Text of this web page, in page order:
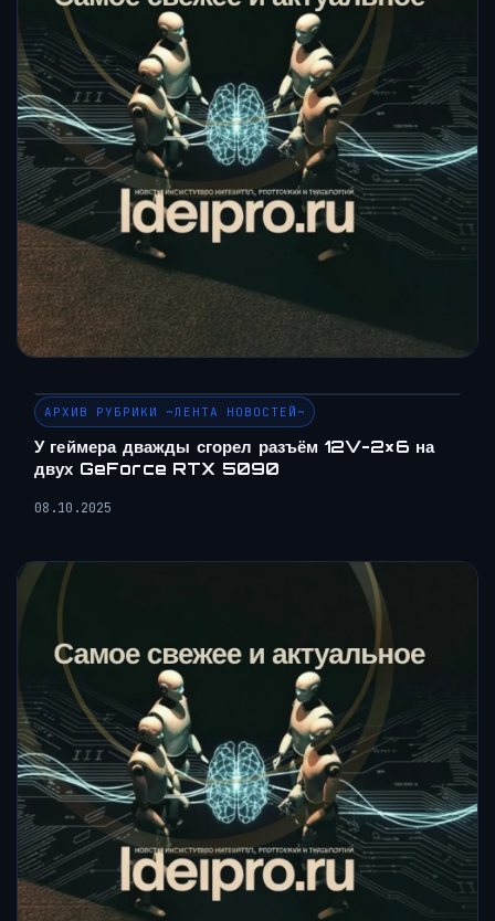
АРХИВ РУБРИКИ ~ЛЕНТА НОВОСТЕЙ~
У геймера дважды сгорел разъём 12V-2×6 на
двух GeForce RTX 5090
08.10.2025